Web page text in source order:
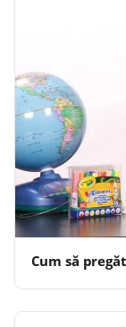
Cum să